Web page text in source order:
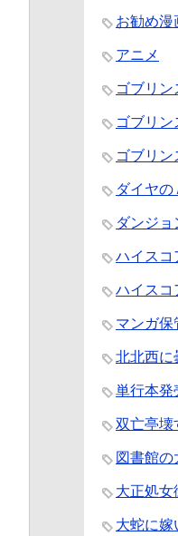
お勧め漫
アニメ
ゴブリン
ゴブリン
ゴブリン
ダイヤ
ダンジョ
ハイスコ
ハイスコ
マンガ保
北北西に
単行本発
双亡亭壊
図書館の
大正処女
大蛇に嫁